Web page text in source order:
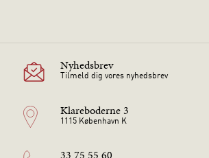
Nyhedsbrev
Tilmeld dig vores nyhedsbrev
Klareboderne 3
1115 København K